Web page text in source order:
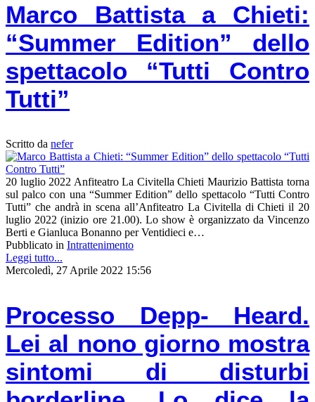
Marco Battista a Chieti:
“Summer Edition” dello
spettacolo “Tutti Contro
Tutti”
Scritto da nefer
20 luglio 2022 Anfiteatro La Civitella Chieti Maurizio Battista torna
sul palco con una “Summer Edition” dello spettacolo “Tutti Contro
Tutti” che andrà in scena all’Anfiteatro La Civitella di Chieti il 20
luglio 2022 (inizio ore 21.00). Lo show è organizzato da Vincenzo
Berti e Gianluca Bonanno per Ventidieci e…
Pubblicato in Intrattenimento
Leggi tutto...
Mercoledì, 27 Aprile 2022 15:56
Processo Depp- Heard.
Lei al nono giorno mostra
sintomi di disturbi